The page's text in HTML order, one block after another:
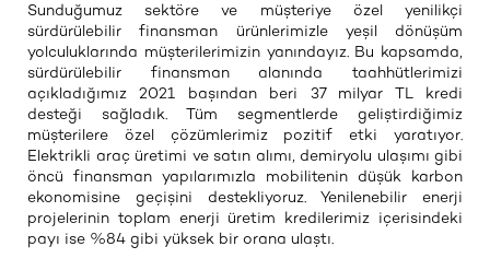
Sunduğumuz sektöre ve müşteriye özel yenilikçi
sürdürülebilir finansman ürünlerimizle yeşil dönüşüm
yolculuklarında müşterilerimizin yanındayız. Bu kapsamda,
sürdürülebilir finansman alanında taahhütlerimizi
açıkladığımız 2021 başından beri 37 milyar TL kredi
desteği sağladık. Tüm segmentlerde geliştirdiğimiz
müşterilere özel çözümlerimiz pozitif etki yaratıyor.
Elektrikli araç üretimi ve satın alımı, demiryolu ulaşımı gibi
öncü finansman yapılarımızla mobilitenin düşük karbon
ekonomisine geçişini destekliyoruz. Yenilenebilir enerji
projelerinin toplam enerji üretim kredilerimiz içerisindeki
payı ise %84 gibi yüksek bir orana ulaştı.